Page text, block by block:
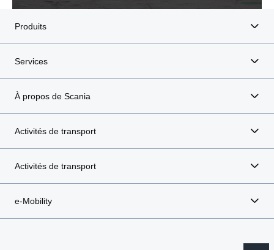
Produits
Services
À propos de Scania
Activités de transport
Activités de transport
e-Mobility